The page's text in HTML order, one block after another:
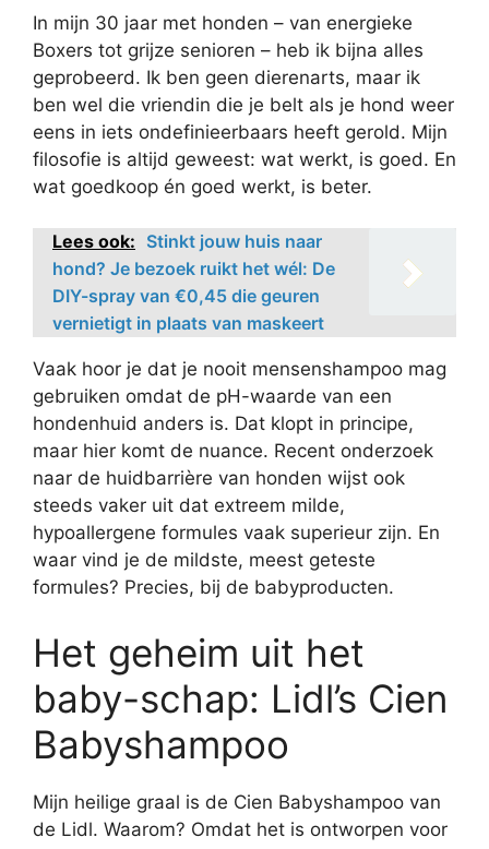
In mijn 30 jaar met honden – van energieke
Boxers tot grijze senioren – heb ik bijna alles
geprobeerd. Ik ben geen dierenarts, maar ik
ben wel die vriendin die je belt als je hond weer
eens in iets ondefinieerbaars heeft gerold. Mijn
filosofie is altijd geweest: wat werkt, is goed. En
wat goedkoop én goed werkt, is beter.
Lees ook: Stinkt jouw huis naar
hond? Je bezoek ruikt het wél: De
DIY-spray van €0,45 die geuren
vernietigt in plaats van maskeert
Vaak hoor je dat je nooit mensenshampoo mag
gebruiken omdat de pH-waarde van een
hondenhuid anders is. Dat klopt in principe,
maar hier komt de nuance. Recent onderzoek
naar de huidbarrière van honden wijst ook
steeds vaker uit dat extreem milde,
hypoallergene formules vaak superieur zijn. En
waar vind je de mildste, meest geteste
formules? Precies, bij de babyproducten.
Het geheim uit het
baby-schap: Lidl’s Cien
Babyshampoo
Mijn heilige graal is de Cien Babyshampoo van
de Lidl. Waarom? Omdat het is ontworpen voor